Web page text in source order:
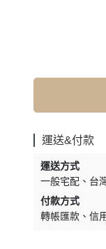
運送&付款
運送方式
一般宅配
台
付款方式
轉帳匯款
信